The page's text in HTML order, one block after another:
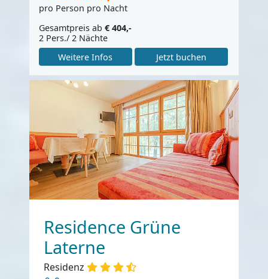
pro Person pro Nacht
Gesamtpreis ab € 404,-
2 Pers./ 2 Nächte
Weitere Infos
Jetzt buchen
Residence Grüne
Laterne
Residenz